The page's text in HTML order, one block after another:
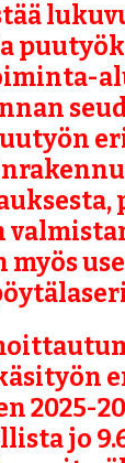
myös
2025-
jo